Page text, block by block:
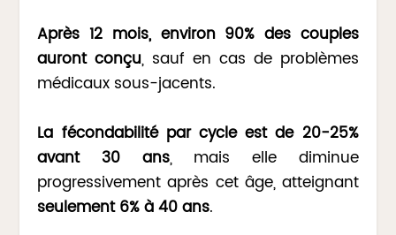
Après 12 mois, environ 90% des couples
auront conçu, sauf en cas de problèmes
médicaux sous-jacents.
La fécondabilité par cycle est de 20-25%
avant 30 ans, mais elle diminue
progressivement après cet âge, atteignant
seulement 6% à 40 ans.